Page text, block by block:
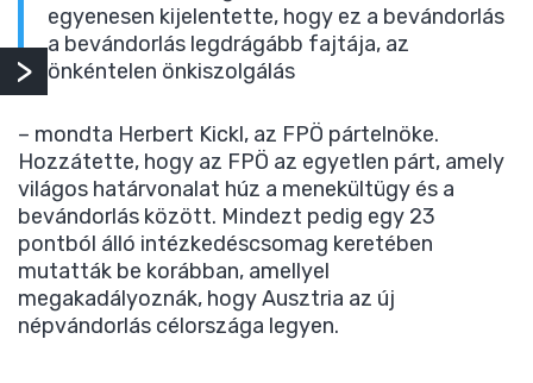
egyenesen kijelentette, hogy ez a bevándorlás
a bevándorlás legdrágább fajtája, az
önkéntelen önkiszolgálás
– mondta Herbert Kickl, az FPÖ pártelnöke.
Hozzátette, hogy az FPÖ az egyetlen párt, amely
világos határvonalat húz a menekültügy és a
bevándorlás között. Mindezt pedig egy 23
pontból álló intézkedéscsomag keretében
mutatták be korábban, amellyel
megakadályoznák, hogy Ausztria az új
népvándorlás célországa legyen.